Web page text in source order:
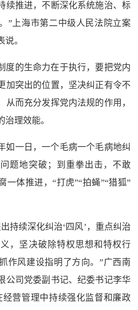
续推进，不断深化系统施治、标
”上海市第二中级人民法院立案
。
度的生命力在于执行，要把党内
加突出的位置，坚决纠正有令不
从而充分发挥党内法规的作用，
理效能。
如一日，一个毛病一个毛病地纠
题地突破；到重拳出击，不敢
一体推进，“打虎”“拍蝇”“猎狐”
持续深化纠治‘四风’，重点纠治
，坚决破除特权思想和特权行
作风建设指明了方向。”广西南
公司党委副书记、纪委书记李华
经营管理中持续强化监督和廉政